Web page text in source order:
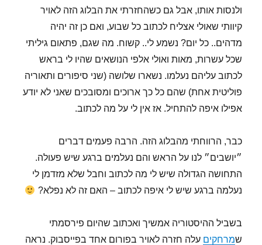
ולנסות אותו, אבל גם כשהחזרתי את הבלוג הזה לאויר
קיוותי שאולי אצליח לכתוב כל שבוע, ואם כן זה יהיה
מדהים.. כל יום? נשמע לי.. קשוח. מה שגם, פתאום גיליתי
שכל עשרות, מאות ואולי אלפי הנושאים שהיו לי בראש
לכתוב עליהם נעלמו. נשארו שלושה (שני סיפורים ותאוריה
פוליטית אחת) שהם כל כך ארוכים ומסובכים שאני לא יודע
אפילו איפה להתחיל. אז אין לי על מה לכתוב.
כבר, הרווחתי מהבלוג הזה. הרבה פעמים דברים
״יושבים״ לנו על הראש והם נעלמים ברגע שיש פעולה.
התחושה הגדולה שיש לי מה לכתוב וחבל שלא מזדמן לי
נעלמה ברגע שיש לי איפה לכתוב – האם זה לא נפלא?
בשביל ההיסטוריה אמשיך ואכתוב שהיום פירסמתי
שמרחקים עלה חזרה לאויר בפורום אחד בפייסבוק. נראה